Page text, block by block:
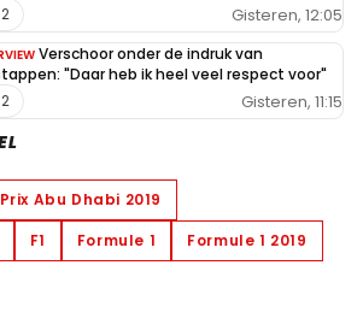
Gisteren, 12:05
2
Verschoor onder de indruk van
"Daar heb ik heel veel respect voor"
Gisteren, 11:15
2
Abu Dhabi 2019
F1 Formule 1
Formule 1 2019